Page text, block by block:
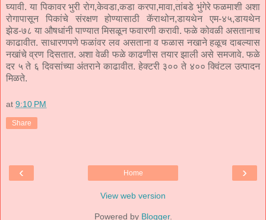
घ्यावी. या पिकावर भुरी रोग,केवडा,कडा करपा,मावा,तांबडे भुंगेरे फळमाशी अशा
रोगापासून पिकांचे संरक्षण होण्यासाठी कॅराथोन,डायथेन एम-४५,डायथेन
झेड-७८ या औषधांनी पाण्यात मिसळून फवारणी करावी. फळे कोवळी असतानाच
काढावीत. साधारणपणे फळांवर लव असताना व फळास नखाने हळूच दाबल्यास
नखांचे व्रण दिसतात. अशा वेळी फळे काढणीस तयार झाली असे समजावे. फळे
दर ५ ते ६ दिवसांच्या अंतराने काढावीत. हेक्टरी ३०० ते ४०० क्विंटल उत्पादन
मिळते.
at 9:10 PM
Share
‹ ›
Home
View web version
Powered by Blogger.